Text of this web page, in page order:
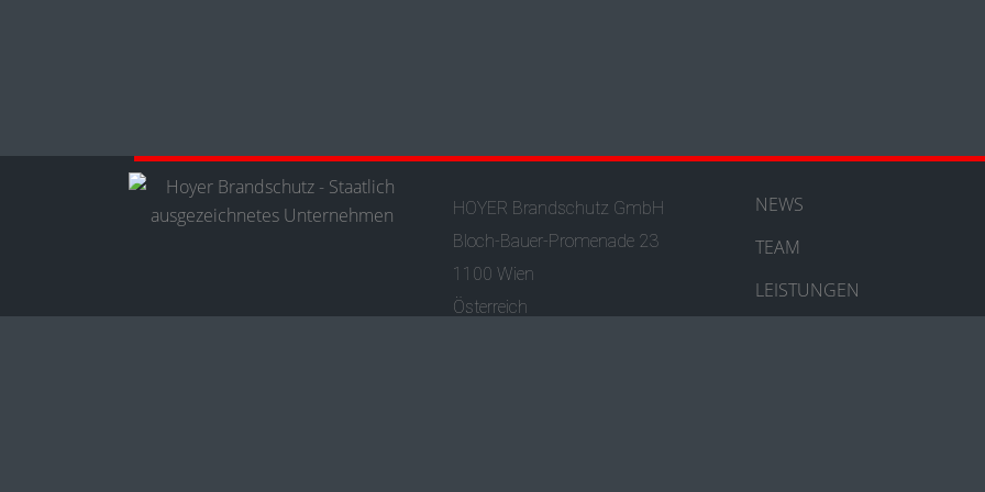
HOYER Brandschutz GmbH
Bloch-Bauer-Promenade 23
1100 Wien
Österreich
NEWS
TEAM
LEISTUNGEN